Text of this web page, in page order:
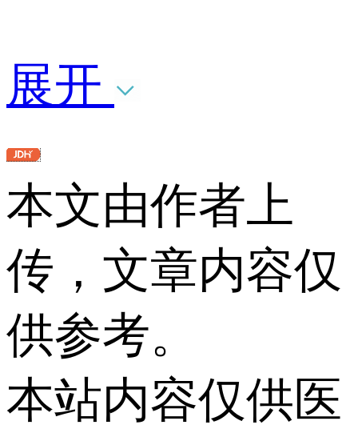
展开
本文由作者上
传，文章内容仅
供参考。
本站内容仅供医